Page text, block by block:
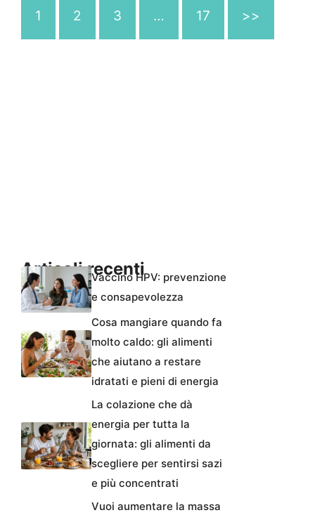
1 2 3 … 17 >>
Articoli recentiVaccino HPV: prevenzione
e consapevolezza
Cosa mangiare quando fa
molto caldo: gli alimenti
che aiutano a restare
idratati e pieni di energia
La colazione che dà
energia per tutta la
giornata: gli alimenti da
scegliere per sentirsi sazi
e più concentrati
Vuoi aumentare la massa